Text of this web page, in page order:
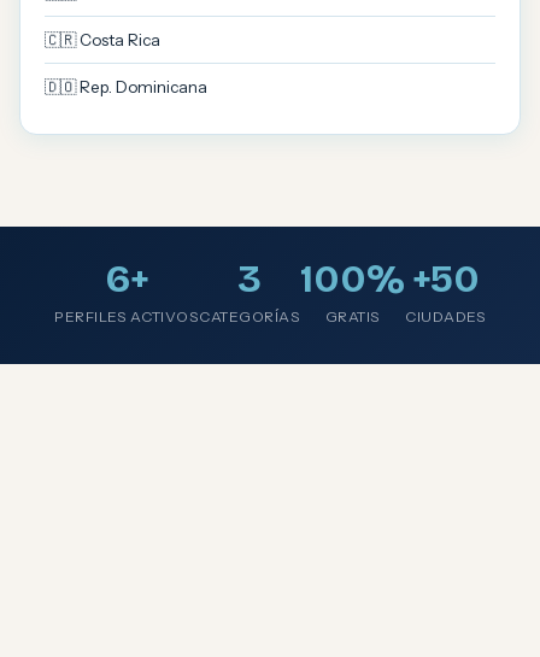
🇨🇷 Costa Rica
🇩🇴 Rep. Dominicana
6+
PERFILES ACTIVOS
3
CATEGORÍAS
100%
GRATIS
+50
CIUDADES